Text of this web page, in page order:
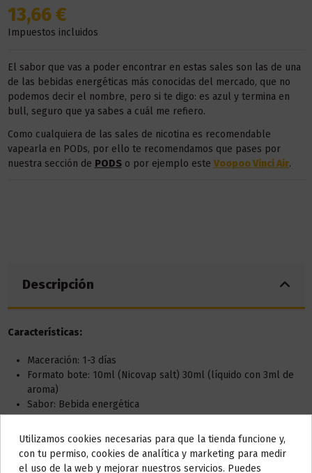
13,66 €
Impuestos incluidos
El sabor que vas a poder encontrar en estas sales son las de una
de las bebidas energéticas más conocidas del mercado, que no
podemos decir el nombre, pero si te digo: es azul y termina en
bull, seguro que ya sabes a cuál me refiero.
Como cualquiera de las sales de nicotina es recomendable
vapearla en PODs, por ello te recomendamos que pases por
nuestra sección de PODSo por ejemplo este Voopoo Vinci Air.
Descripción
Características:
Maceración: 1-3 días
Formato bote: 10ml (Nicovap salt) 30ml (líquido con 3ml de
aroma)
Sabor: Bebida energética
Qué incluye:
1x bote de 30ml (con 3ml de aroma)
Do not show again.
Utilizamos cookies necesarias para que la tienda funcione y,
con tu permiso, cookies de analítica y marketing para medir
el uso de la web y mejorar nuestros servicios. Puedes